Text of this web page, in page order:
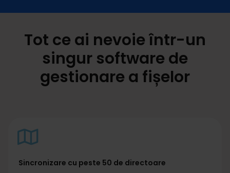
Tot ce ai nevoie într-un
singur software de
gestionare a fișelor
Sincronizare cu peste 50 de directoare